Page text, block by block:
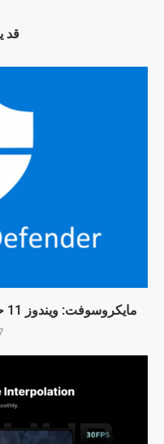
قد
مايكروسوفت: ويندوز 11 حصين بذاته من البرمجيات الخبيثة